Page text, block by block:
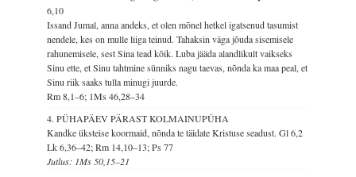
6,10
Issand Jumal, anna andeks, et olen mõnel hetkel igatsenud tasumist
nendele, kes on mulle liiga teinud. Tahaksin väga jõuda sisemisele
rahunemisele, sest Sina tead kõik. Luba jääda alandlikult vaikseks
Sinu ette, et Sinu tahtmine sünniks nagu taevas, nõnda ka maa peal, et
Sinu riik saaks tulla minugi juurde.
Rm 8,1–6; 1Ms 46,28–34
4. PÜHAPÄEV PÄRAST KOLMAINUPÜHA
Kandke üksteise koormaid, nõnda te täidate Kristuse seadust.Gl 6,2
Lk 6,36–42; Rm 14,10–13; Ps 77
Jutlus: 1Ms 50,15–21